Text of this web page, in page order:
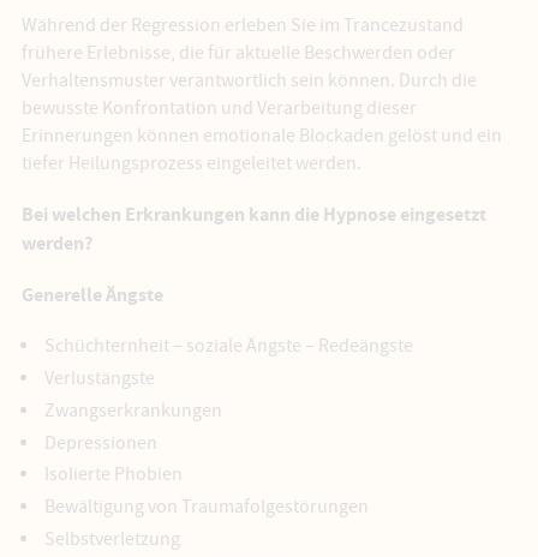
Während der Regression erleben Sie im Trancezustand
frühere Erlebnisse, die für aktuelle Beschwerden oder
Verhaltensmuster verantwortlich sein können. Durch die
bewusste Konfrontation und Verarbeitung dieser
Erinnerungen können emotionale Blockaden gelöst und ein
tiefer Heilungsprozess eingeleitet werden.
Bei welchen Erkrankungen kann die Hypnose eingesetzt
werden?
Generelle Ängste
Schüchternheit – soziale Ängste – Redeängste
Verlustängste
Zwangserkrankungen
Depressionen
Isolierte Phobien
Bewältigung von Traumafolgestörungen
Selbstverletzung